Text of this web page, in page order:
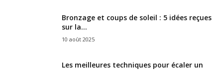
Bronzage et coups de soleil : 5 idées reçues
sur la...
10 août 2025
Les meilleures techniques pour écaler un